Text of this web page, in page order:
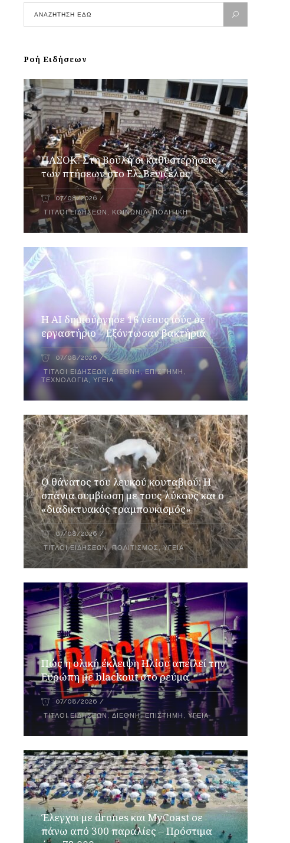
Ροή Ειδήσεων
ΠΑΣΟΚ: Στη Βουλή οι καθυστερήσεις
των πτήσεων στο Ελ. Βενιζέλος
07/08/2026
ΤΊΤΛΟΙ ΕΙΔΉΣΕΩΝ , ΚΟΙΝΩΝΊΑ,ΠΟΛΙΤΙΚΉ
H AI δημιούργησε 16 νέους ιούς σε
εργαστήριο – Εξόντωσαν βακτήρια
07/08/2026
ΤΊΤΛΟΙ ΕΙΔΉΣΕΩΝ ,ΔΙΕΘΝΉ,ΕΠΙΣΤΉΜΗ ,
ΤΕΧΝΟΛΟΓΊΑ,ΥΓΕΊΑ
Ο θάνατος του λευκού κουταβιού: Η
σπάνια συμβίωση με τους λύκους και ο
«διαδικτυακός τραμπουκισμός»
07/08/2026
ΤΊΤΛΟΙ ΕΙΔΉΣΕΩΝ,ΠΟΛΙΤΙΣΜΌΣ,ΥΓΕΊΑ
Πώς η ολική έκλειψη Ηλίου απειλεί την
Ευρώπη με blackout στο ρεύμα
07/08/2026
ΤΊΤΛΟΙ ΕΙΔΉΣΕΩΝ ,ΔΙΕΘΝΉ,ΕΠΙΣΤΉΜΗ ,ΥΓΕΊΑ
Έλεγχοι με drones και MyCoast σε
πάνω από 300 παραλίες – Πρόστιμα